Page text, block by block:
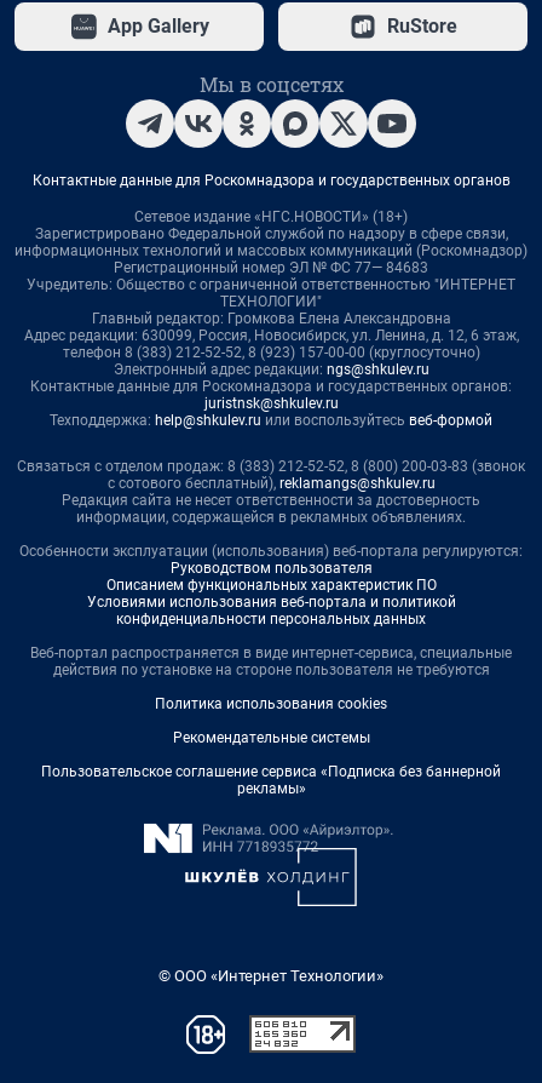
App Gallery RuStore
Мы в соцсетях
Контактные данные для Роскомнадзора и государственных органов
Сетевое издание «НГС.НОВОСТИ» (18+)
Зарегистрировано Федеральной службой по надзору в сфере связи,
информационных технологий и массовых коммуникаций (Роскомнадзор)
Регистрационный номер ЭЛ № ФС 77— 84683
Учредитель: Общество с ограниченной ответственностью "ИНТЕРНЕТ
ТЕХНОЛОГИИ"
Главный редактор: Громкова Елена Александровна
Адрес редакции: 630099, Россия, Новосибирск, ул. Ленина, д. 12, 6 этаж,
телефон 8 (383) 212-52-52, 8 (923) 157-00-00 (круглосуточно)
Электронный адрес редакции: ngs@shkulev.ru
Контактные данные для Роскомнадзора и государственных органов:
juristnsk@shkulev.ru
Техподдержка: help@shkulev.ru или воспользуйтесь веб-формой
Связаться с отделом продаж: 8 (383) 212-52-52, 8 (800) 200-03-83 (звонок
с сотового бесплатный), reklamangs@shkulev.ru
Редакция сайта не несет ответственности за достоверность
информации, содержащейся в рекламных объявлениях.
Особенности эксплуатации (использования) веб-портала регулируются:
Руководством пользователя
Описанием функциональных характеристик ПО
Условиями использования веб-портала и политикой
конфиденциальности персональных данных
Веб-портал распространяется в виде интернет-сервиса, специальные
действия по установке на стороне пользователя не требуются
Политика использования cookies
Рекомендательные системы
Пользовательское соглашение сервиса «Подписка без баннерной
рекламы»
© ООО «Интернет Технологии»